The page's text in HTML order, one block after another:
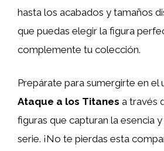
hasta los acabados y tamaños
que puedas elegir la figura
complemente tu colección.
Prepárate para sumergirte en el
Ataque a los Titanes a través
figuras que capturan la esencia
serie. ¡No te pierdas esta